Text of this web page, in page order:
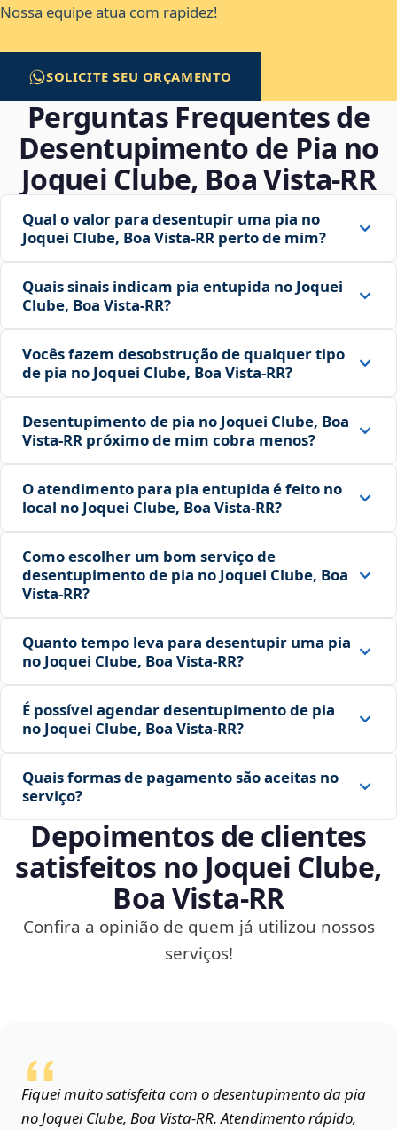
Nossa equipe atua com rapidez!
SOLICITE SEU ORÇAMENTO
Perguntas Frequentes de
Desentupimento de Pia no
Joquei Clube, Boa Vista‑RR
Qual o valor para desentupir uma pia no
Joquei Clube, Boa Vista‑RR perto de mim?
Quais sinais indicam pia entupida no Joquei
Clube, Boa Vista‑RR?
Vocês fazem desobstrução de qualquer tipo
de pia no Joquei Clube, Boa Vista‑RR?
Desentupimento de pia no Joquei Clube, Boa
Vista‑RR próximo de mim cobra menos?
O atendimento para pia entupida é feito no
local no Joquei Clube, Boa Vista‑RR?
Como escolher um bom serviço de
desentupimento de pia no Joquei Clube, Boa
Vista‑RR?
Quanto tempo leva para desentupir uma pia
no Joquei Clube, Boa Vista‑RR?
É possível agendar desentupimento de pia
no Joquei Clube, Boa Vista‑RR?
Quais formas de pagamento são aceitas no
serviço?
Depoimentos de clientes
satisfeitos no Joquei Clube,
Boa Vista‑RR
Confira a opinião de quem já utilizou nossos
serviços!
Fiquei muito satisfeita com o desentupimento da pia
no Joquei Clube, Boa Vista‑RR. Atendimento rápido,